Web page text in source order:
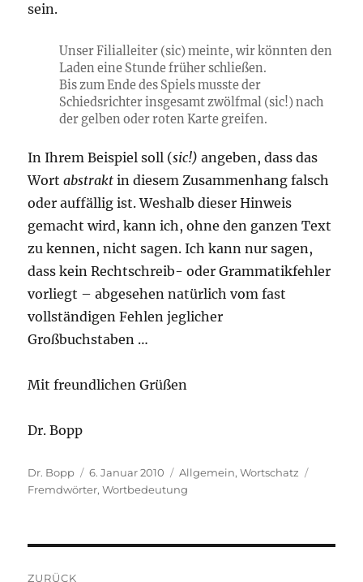
sein.
Unser Filialleiter (sic) meinte, wir könnten den
Laden eine Stunde früher schließen.
Bis zum Ende des Spiels musste der
Schiedsrichter insgesamt zwölfmal (sic!) nach
der gelben oder roten Karte greifen.
In Ihrem Beispiel soll (sic!) angeben, dass das
Wortabstrakt in diesem Zusammenhang falsch
oder auffällig ist. Weshalb dieser Hinweis
gemacht wird, kann ich, ohne den ganzen Text
zu kennen, nicht sagen. Ich kann nur sagen,
dass kein Rechtschreib- oder Grammatikfehler
vorliegt – abgesehen natürlich vom fast
vollständigen Fehlen jeglicher
Großbuchstaben …
Mit freundlichen Grüßen
Dr. Bopp
Autor
Dr. Bopp
Veröffentlicht
am
6. Januar 2010 Kategorien
Allgemein,Wortschatz
Fremdwörter,Wortbedeutung
ZURÜCK